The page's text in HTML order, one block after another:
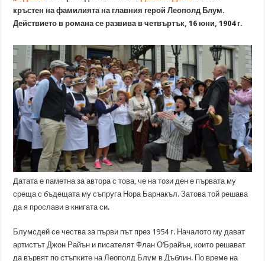
кръстен на фамилията на главния герой Леополд Блум.
Действието в романа се развива в четвъртък, 16 юни, 1904 г.
Датата е паметна за автора с това, че на този ден е първата му
среща с бъдещата му съпруга Нора Барнакъл. Затова той решава
да я прослави в книгата си.
Блумсдей се чества за първи път през 1954 г. Началото му дават
артистът Джон Райън и писателят Флан О’Брайън, които решават
да вървят по стъпките на Леополд Блум в Дъблин. По време на